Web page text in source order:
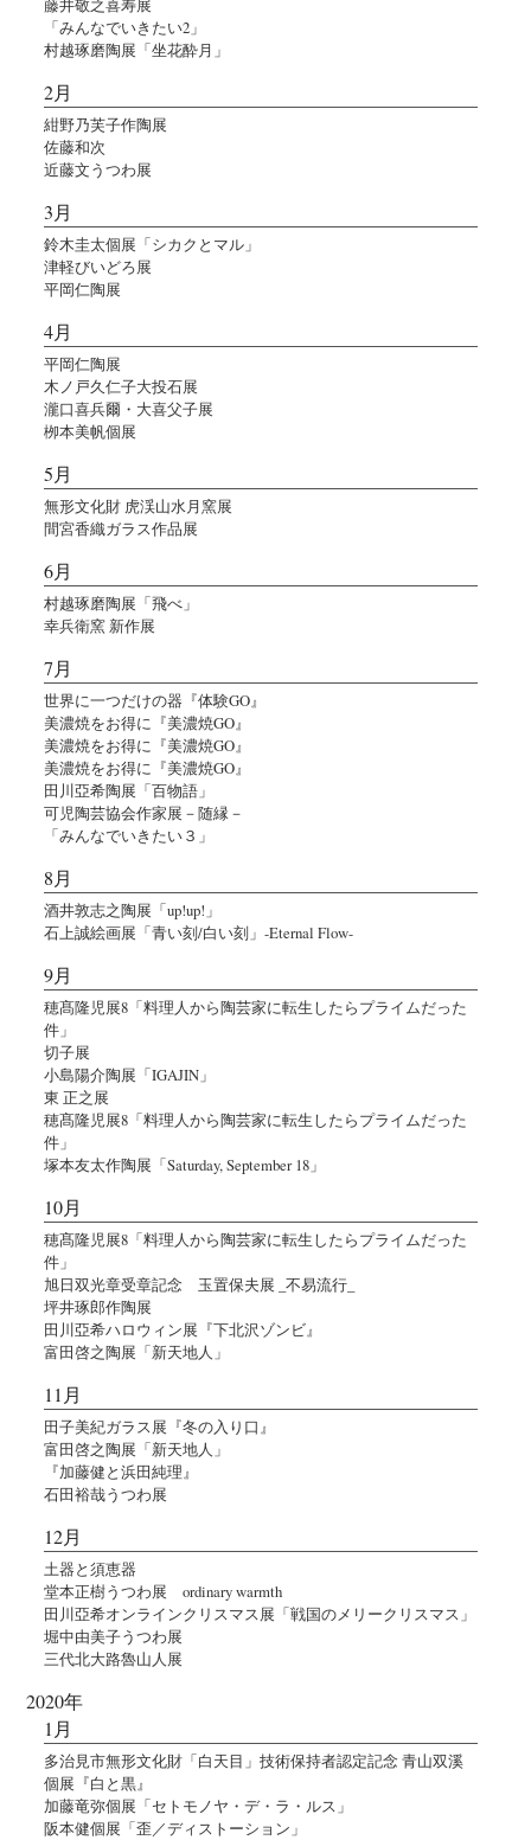
藤井敬之喜寿展
「みんなでいきたい2」
村越琢磨陶展「坐花酔月」
2月
紺野乃芙子作陶展
佐藤和次
近藤文うつわ展
3月
鈴木圭太個展「シカクとマル」
津軽びいどろ展
平岡仁陶展
4月
平岡仁陶展
木ノ戸久仁子大投石展
瀧口喜兵爾・大喜父子展
栁本美帆個展
5月
無形文化財 虎渓山水月窯展
間宮香織ガラス作品展
6月
村越琢磨陶展「飛べ」
幸兵衛窯 新作展
7月
世界に一つだけの器『体験GO』
美濃焼をお得に『美濃焼GO』
美濃焼をお得に『美濃焼GO』
美濃焼をお得に『美濃焼GO』
田川亞希陶展「百物語」
可児陶芸協会作家展－随縁－
「みんなでいきたい３」
8月
酒井敦志之陶展「up!up!」
石上誠絵画展「青い刻/白い刻」-Eternal Flow-
9月
穂髙隆児展8「料理人から陶芸家に転生したらプライムだった
件」
切子展
小島陽介陶展「IGAJIN」
東 正之展
穂髙隆児展8「料理人から陶芸家に転生したらプライムだった
件」
塚本友太作陶展「Saturday, September 18」
10月
穂髙隆児展8「料理人から陶芸家に転生したらプライムだった
件」
旭日双光章受章記念 玉置保夫展 _不易流行_
坪井琢郎作陶展
田川亞希ハロウィン展『下北沢ゾンビ』
富田啓之陶展「新天地人」
11月
田子美紀ガラス展『冬の入り口』
富田啓之陶展「新天地人」
『加藤健と浜田純理』
石田裕哉うつわ展
12月
土器と須恵器
堂本正樹うつわ展 ordinary warmth
田川亞希オンラインクリスマス展「戦国のメリークリスマス」
堀中由美子うつわ展
三代北大路魯山人展
2020年
1月
多治見市無形文化財「白天目」技術保持者認定記念 青山双溪
個展『白と黒』
加藤竜弥個展「セトモノヤ・デ・ラ・ルス」
阪本健個展「歪／ディストーション」